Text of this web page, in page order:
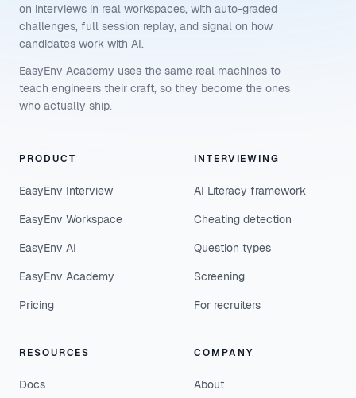
on interviews in real workspaces, with auto-graded
challenges, full session replay, and signal on how
candidates work with AI.
EasyEnv Academy uses the same real machines to
teach engineers their craft, so they become the ones
who actually ship.
PRODUCT
EasyEnv Interview
EasyEnv Workspace
EasyEnv AI
EasyEnv Academy
Pricing
INTERVIEWING
AI Literacy framework
Cheating detection
Question types
Screening
For recruiters
RESOURCES
Docs
COMPANY
About